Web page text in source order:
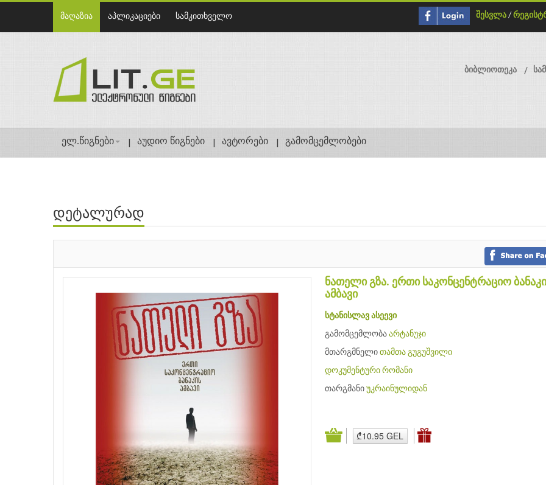
მაღაზია აპლიკაციები სამკითხველო შესვლა /
ბიბლიოთეკა
ელ.წიგნები აუდიო წიგნები ავტორები გამომცემლობები
დეტალურად
ნათელი გზა. ერთი საკონცენტრაციო
ამბავი
სტანისლავ ასეევი
გამომცემლობა არტანუჯი
მთარგმნელი თამთა გუგუშვილი
დოკუმენტური რომანი
თარგმანი უკრაინულიდან
₾10.95 GEL